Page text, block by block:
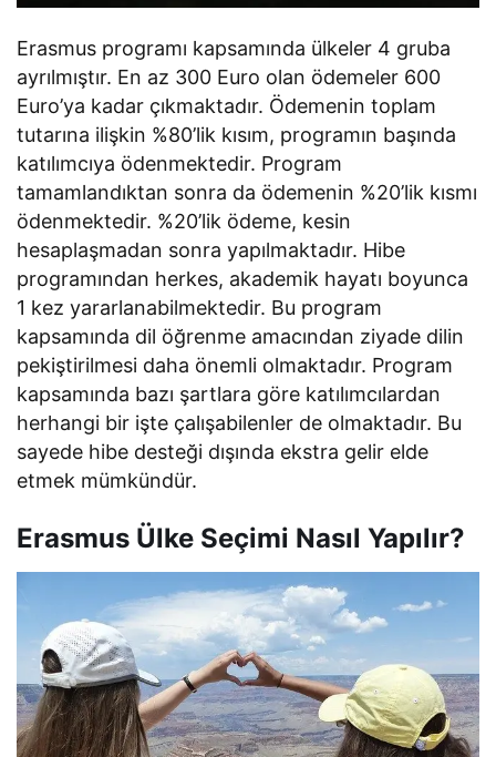
Erasmus programı kapsamında ülkeler 4 gruba
ayrılmıştır. En az 300 Euro olan ödemeler 600
Euro’ya kadar çıkmaktadır. Ödemenin toplam
tutarına ilişkin %80’lik kısım, programın başında
katılımcıya ödenmektedir. Program
tamamlandıktan sonra da ödemenin %20’lik kısmı
ödenmektedir. %20’lik ödeme, kesin
hesaplaşmadan sonra yapılmaktadır. Hibe
programından herkes, akademik hayatı boyunca
1 kez yararlanabilmektedir. Bu program
kapsamında dil öğrenme amacından ziyade dilin
pekiştirilmesi daha önemli olmaktadır. Program
kapsamında bazı şartlara göre katılımcılardan
herhangi bir işte çalışabilenler de olmaktadır. Bu
sayede hibe desteği dışında ekstra gelir elde
etmek mümkündür.
Erasmus Ülke Seçimi Nasıl Yapılır?